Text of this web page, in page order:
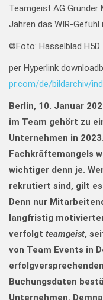
Teamgeist AG
Jahren das WIR-Gefühl
©Foto: Hasselblad
per Hyperlink
pr.com/de/bildarchiv/
Berlin, 10. Januar
im Team gehört zu
Unternehmen in
Fachkräftemangels
wichtiger denn je.
rekrutiert sind, gilt
Denn nur
langfristig
verfolgt teamgeist,
von Team Events in
Buchungsdaten
Unternehmen.